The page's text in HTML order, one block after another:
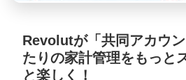
Revolutが「共同アカウ
たりの家計管理をもっと
と楽しく！